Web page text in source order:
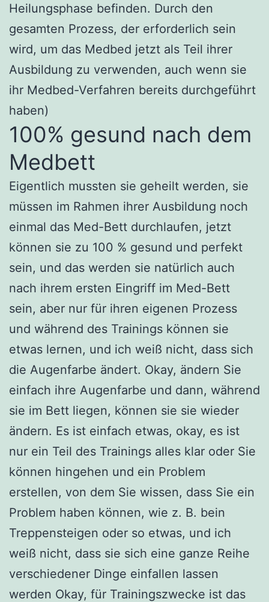
Heilungsphase befinden. Durch den
gesamten Prozess, der erforderlich sein
wird, um das Medbed jetzt als Teil ihrer
Ausbildung zu verwenden, auch wenn sie
ihr Medbed-Verfahren bereits durchgeführt
haben)
100% gesund nach dem
Medbett
Eigentlich mussten sie geheilt werden, sie
müssen im Rahmen ihrer Ausbildung noch
einmal das Med-Bett durchlaufen, jetzt
können sie zu 100 % gesund und perfekt
sein, und das werden sie natürlich auch
nach ihrem ersten Eingriff im Med-Bett
sein, aber nur für ihren eigenen Prozess
und während des Trainings können sie
etwas lernen, und ich weiß nicht, dass sich
die Augenfarbe ändert. Okay, ändern Sie
einfach ihre Augenfarbe und dann, während
sie im Bett liegen, können sie sie wieder
ändern. Es ist einfach etwas, okay, es ist
nur ein Teil des Trainings alles klar oder Sie
können hingehen und ein Problem
erstellen, von dem Sie wissen, dass Sie ein
Problem haben können, wie z. B. bein
Treppensteigen oder so etwas, und ich
weiß nicht, dass sie sich eine ganze Reihe
verschiedener Dinge einfallen lassen
werden Okay, für Trainingszwecke ist das